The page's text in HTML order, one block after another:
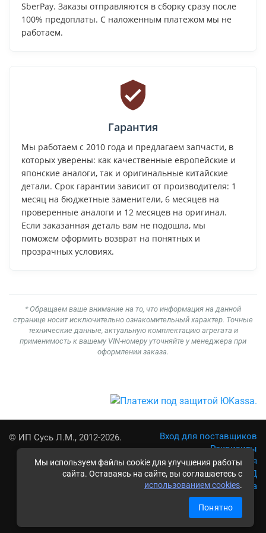
Мы используем файлы cookie для улучшения работы
сайта. Оставаясь на сайте, вы соглашаетесь с
использованием cookies.
Понятно
SberPay. Заказы отправляются в сборку сразу после
100% предоплаты. С наложенным платежом мы не
работаем.
Гарантия
Мы работаем с 2010 года и предлагаем запчасти, в
которых уверены: как качественные европейские и
японские аналоги, так и оригинальные китайские
детали. Срок гарантии зависит от производителя: 1
месяц на бюджетные заменители, 6 месяцев на
проверенные аналоги и 12 месяцев на оригинал.
Если заказанная деталь вам не подошла, мы
поможем оформить возврат на понятных и
прозрачных условиях.
* Обращаем ваше внимание на то, что информация на данной
странице носит исключительно ознакомительный характер. Точные
технические данные, актуальную комплектацию агрегата и
применимость к вашему VIN-номеру уточняйте у менеджера при
оформлении заказа.
© ИП Сусь Л.М., 2012-2026.
Вход для поставщиков
Реквизиты
Условия использования
Политика обработки ПД
Карта сайта